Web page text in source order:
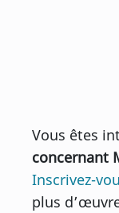
Vous êtes
concernant
Inscrivez-
plus